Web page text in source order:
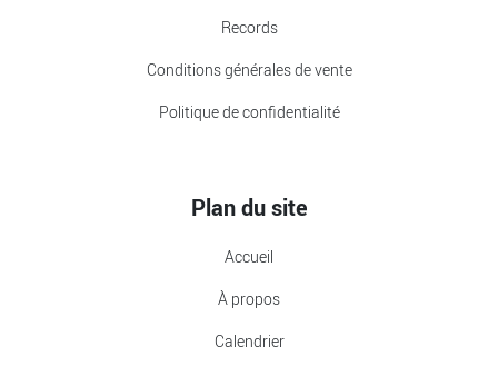
Records
Conditions générales de vente
Politique de confidentialité
Plan du site
Accueil
À propos
Calendrier